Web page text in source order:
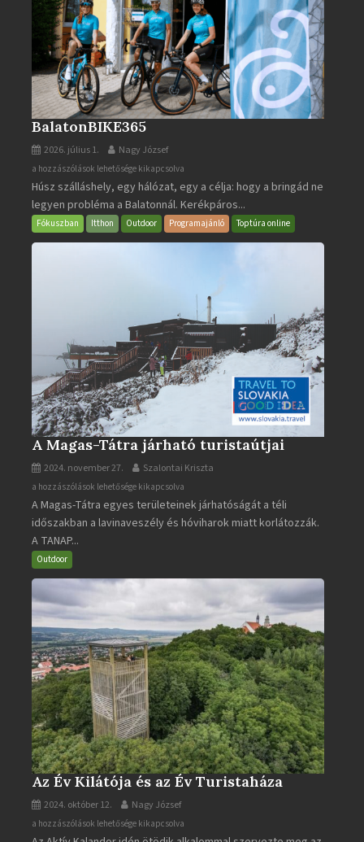
BalatonBIKE365
2026. július 1. Nagy József
BalatonBIKE365
bejegyzéshez
a hozzászólások lehetősége kikapcsolva
Húsz szálláshely, egy hálózat, egy a célja: hogy a bringád ne
legyen probléma a Balatonnál. Kerékpáros...
Fókuszban Itthon Outdoor Programajánló Toptúra online
A Magas-Tátra járható turistaútjai
2024. november 27. Szalontai Kriszta
A
Magas-
Tátra
járható
turistaútjai
bejegyzéshez
a hozzászólások lehetősége kikapcsolva
A Magas-Tátra egyes területeinek járhatóságát a téli
időszakban a lavinaveszély és hóviharok miatt korlátozzák.
A TANAP...
Outdoor
Az Év Kilátója és az Év Turistaháza
2024. október 12. Nagy József
Az
a hozzászólások lehetősége kikapcsolva